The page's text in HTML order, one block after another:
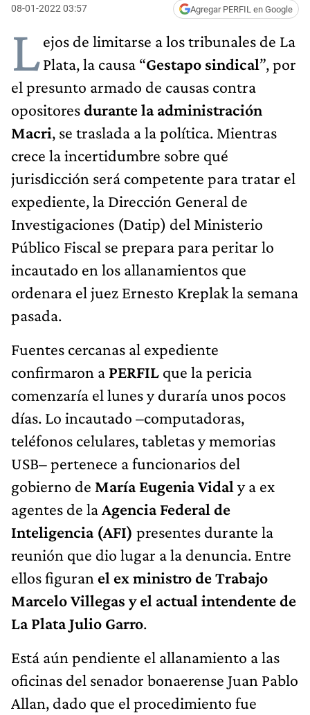
08-01-2022 03:57 Agregar PERFIL en Google
Lejos de limitarse a los tribunales de La
Plata, la causa “Gestapo sindical”, por
el presunto armado de causas contra
opositoresdurante la administración
Macri, se traslada a la política. Mientras
crece la incertidumbre sobre qué
jurisdicción será competente para tratar el
expediente, la Dirección General de
Investigaciones (Datip) del Ministerio
Público Fiscal se prepara para peritar lo
incautado en los allanamientos que
ordenara el juez Ernesto Kreplak la semana
pasada.
Fuentes cercanas al expediente
confirmaron a PERFIL que la pericia
comenzaría el lunes y duraría unos pocos
días. Lo incautado –computadoras,
teléfonos celulares, tabletas y memorias
USB– pertenece a funcionarios del
gobierno de María Eugenia Vidal y a ex
agentes de laAgencia Federal de
Inteligencia (AFI) presentes durante la
reunión que dio lugar a la denuncia. Entre
ellos figuran el ex ministro de Trabajo
Marcelo Villegas y el actual intendente de
La Plata Julio Garro.
Está aún pendiente el allanamiento a las
oficinas del senador bonaerense Juan Pablo
Allan, dado que el procedimiento fue